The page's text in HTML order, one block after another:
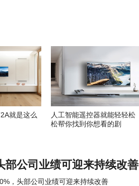
就是这么
人工智能遥控器就能轻轻松
松帮你找到你想看的剧
部公司业绩可迎来持续改善
，头部公司业绩可迎来持续改善